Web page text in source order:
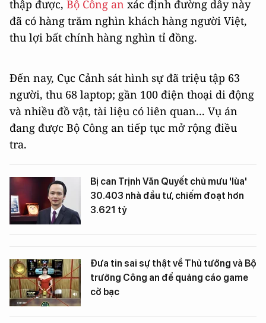
thập được, Bộ Công an xác định đường dây này
đã có hàng trăm nghìn khách hàng người Việt,
thu lợi bất chính hàng nghìn tỉ đồng.
Đến nay, Cục Cảnh sát hình sự đã triệu tập 63
người, thu 68 laptop; gần 100 điện thoại di động
và nhiều đồ vật, tài liệu có liên quan... Vụ án
đang được Bộ Công an tiếp tục mở rộng điều
tra.
Bị can Trịnh Văn Quyết chủ mưu 'lùa'
30.403 nhà đầu tư, chiếm đoạt hơn
3.621 tỷ
Đưa tin sai sự thật về Thủ tướng và Bộ
trưởng Công an để quảng cáo game
cờ bạc